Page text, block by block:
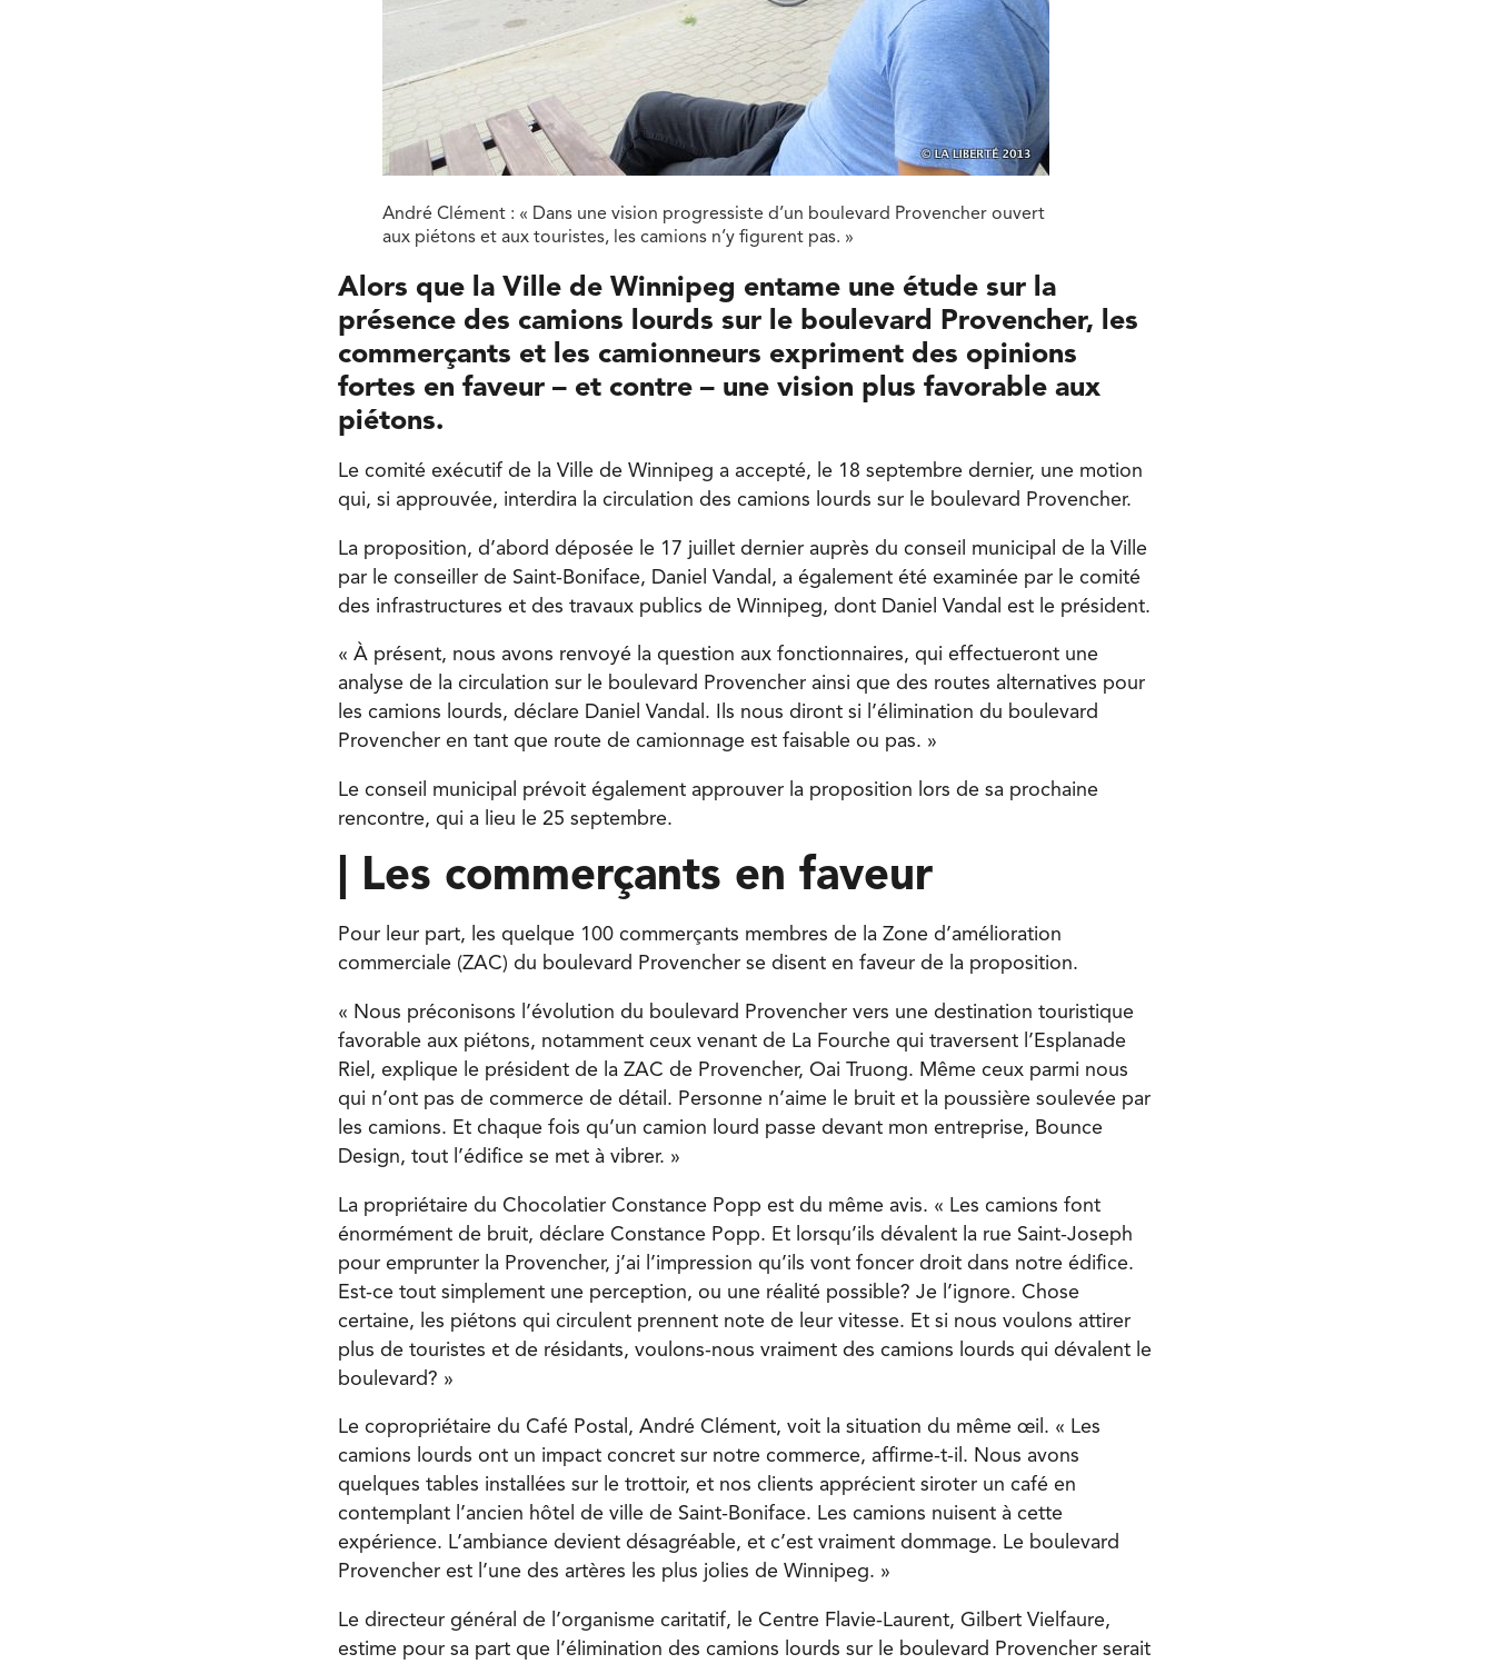
André Clément : « Dans une vision progressiste d’un boulevard Provencher ouvert
aux piétons et aux touristes, les camions n’y figurent pas. »
Alors que la Ville de Winnipeg entame une étude sur la
présence des camions lourds sur le boulevard Provencher, les
commerçants et les camionneurs expriment des opinions
fortes en faveur – et contre – une vision plus favorable aux
piétons.
Le comité exécutif de la Ville de Winnipeg a accepté, le 18 septembre dernier, une motion
qui, si approuvée, interdira la circulation des camions lourds sur le boulevard Provencher.
La proposition, d’abord déposée le 17 juillet dernier auprès du conseil municipal de la Ville
par le conseiller de Saint-Boniface, Daniel Vandal, a également été examinée par le comité
des infrastructures et des travaux publics de Winnipeg, dont Daniel Vandal est le président.
« À présent, nous avons renvoyé la question aux fonctionnaires, qui effectueront une
analyse de la circulation sur le boulevard Provencher ainsi que des routes alternatives pour
les camions lourds, déclare Daniel Vandal. Ils nous diront si l’élimination du boulevard
Provencher en tant que route de camionnage est faisable ou pas. »
Le conseil municipal prévoit également approuver la proposition lors de sa prochaine
rencontre, qui a lieu le 25 septembre.
| Les commerçants en faveur
Pour leur part, les quelque 100 commerçants membres de la Zone d’amélioration
commerciale (ZAC) du boulevard Provencher se disent en faveur de la proposition.
« Nous préconisons l’évolution du boulevard Provencher vers une destination touristique
favorable aux piétons, notamment ceux venant de La Fourche qui traversent l’Esplanade
Riel, explique le président de la ZAC de Provencher, Oai Truong. Même ceux parmi nous
qui n’ont pas de commerce de détail. Personne n’aime le bruit et la poussière soulevée par
les camions. Et chaque fois qu’un camion lourd passe devant mon entreprise, Bounce
Design, tout l’édifice se met à vibrer. »
La propriétaire du Chocolatier Constance Popp est du même avis. « Les camions font
énormément de bruit, déclare Constance Popp. Et lorsqu’ils dévalent la rue Saint-Joseph
pour emprunter la Provencher, j’ai l’impression qu’ils vont foncer droit dans notre édifice.
Est-ce tout simplement une perception, ou une réalité possible? Je l’ignore. Chose
certaine, les piétons qui circulent prennent note de leur vitesse. Et si nous voulons attirer
plus de touristes et de résidants, voulons-nous vraiment des camions lourds qui dévalent le
boulevard? »
Le copropriétaire du Café Postal, André Clément, voit la situation du même œil. « Les
camions lourds ont un impact concret sur notre commerce, affirme-t-il. Nous avons
quelques tables installées sur le trottoir, et nos clients apprécient siroter un café en
contemplant l’ancien hôtel de ville de Saint-Boniface. Les camions nuisent à cette
expérience. L’ambiance devient désagréable, et c’est vraiment dommage. Le boulevard
Provencher est l’une des artères les plus jolies de Winnipeg. »
Le directeur général de l’organisme caritatif, le Centre Flavie-Laurent, Gilbert Vielfaure,
estime pour sa part que l’élimination des camions lourds sur le boulevard Provencher serait